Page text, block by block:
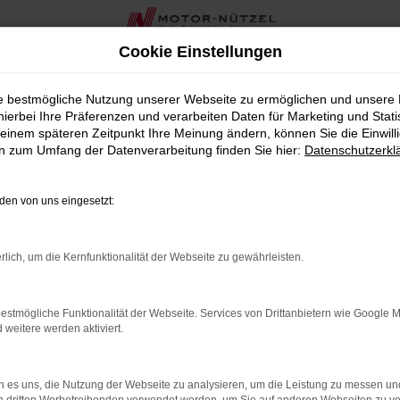
für Nürnberg
Fahrzeug suchen, das Ihnen Qualität und Wertigkeit bietet,
in der Nähe von Nürnberg seit über 90 Jahren,
bestechen.
in erstklassigem Zustand, sodass Sie sich auf ein
zu Ihren Bedürfnissen und Ihrem Budget passt. Unsere
bieten wir Ihnen in der Nähe von Nürnberg auch
kompetentes Team steht Ihnen zur Seite, um
California von VW als Gebrauchtwagen die perfekte Wahl
Ihr ideales Fahrzeug. Vereinbaren Sie eine
Cookie Einstellungen
bestmögliche Nutzung unserer Webseite zu ermöglichen und unsere
Ihre Präferenzen und verarbeiten Daten für Marketing und
späteren Zeitpunkt Ihre Meinung ändern, können Sie die
zum Umfang der Datenverarbeitung finden Sie hier:
von uns eingesetzt:
um die Kernfunktionalität der Webseite zu gewährleisten.
Funktionalität der Webseite. Services von Drittanbietern wie Google
weitere werden aktiviert.
es uns, die Nutzung der Webseite zu analysieren, um die Leistung zu messen